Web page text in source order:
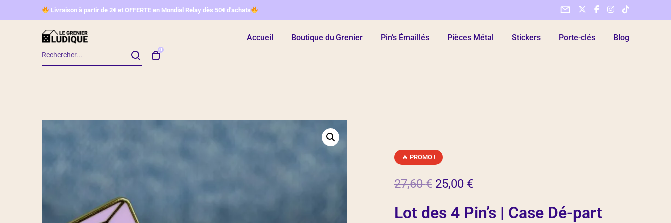
Livraison à partir de 2€ et OFFERTE en Mondial Relay dès 50€ d'achats
Accueil Boutique du Grenier Pin’s Émaillés Pièces Métal Stickers Porte-clés Blog
0
PROMO !
27,60€ 25,00 €
Lot des 4 Pin’s | Case Dé-part